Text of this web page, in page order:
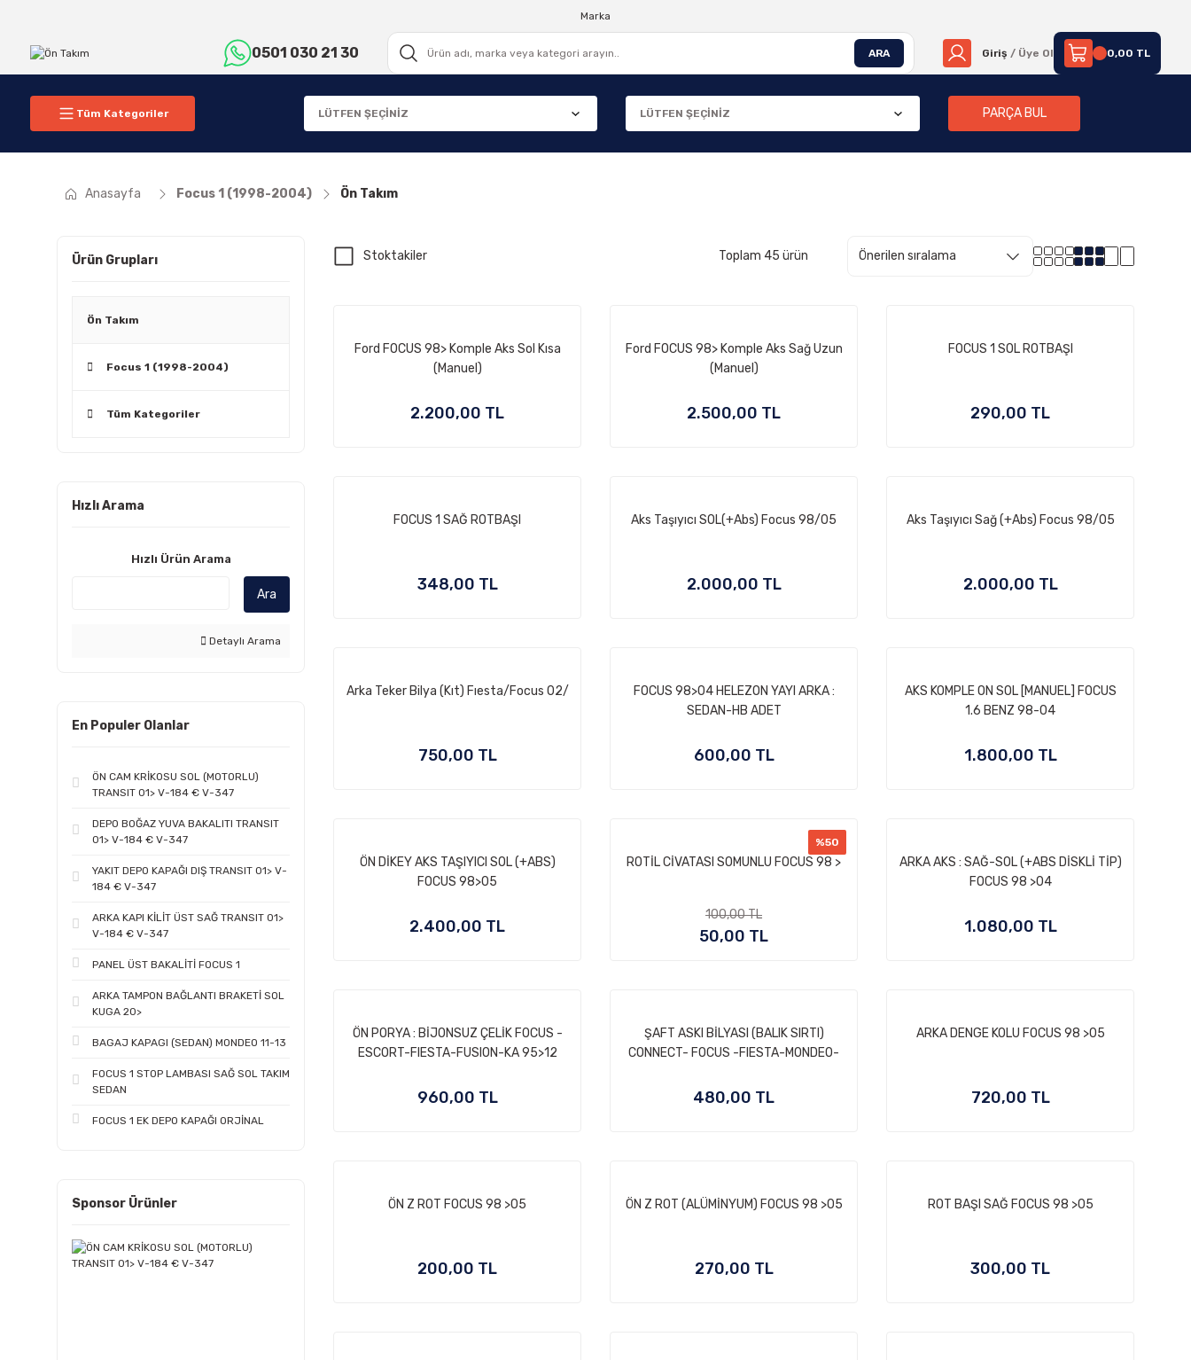
Marka
0501 030 21 30 ARA Giriş / Üye Ol 0,00 TL
Tüm Kategoriler PARÇA BUL
Anasayfa Focus 1 (1998-2004) Ön Takım
Ürün Grupları
Ön Takım
Focus 1 (1998-2004)
Tüm Kategoriler
Hızlı Arama
Hızlı Ürün Arama
Ara
Detaylı Arama
En Populer Olanlar
ÖN CAM KRİKOSU SOL (MOTORLU)
TRANSIT 01> V-184 € V-347
DEPO BOĞAZ YUVA BAKALITI TRANSIT
01> V-184 € V-347
YAKIT DEPO KAPAĞI DIŞ TRANSIT 01> V-
184 € V-347
ARKA KAPI KİLİT ÜST SAĞ TRANSIT 01>
V-184 € V-347
PANEL ÜST BAKALİTİ FOCUS 1
ARKA TAMPON BAĞLANTI BRAKETİ SOL
KUGA 20>
BAGAJ KAPAGI (SEDAN) MONDEO 11-13
FOCUS 1 STOP LAMBASI SAĞ SOL TAKIM
SEDAN
FOCUS 1 EK DEPO KAPAĞI ORJİNAL
Sponsor Ürünler
Stoktakiler Toplam 45 ürün
Ford FOCUS 98> Komple Aks Sol Kısa
(Manuel)
2.200,00 TL
Ford FOCUS 98> Komple Aks Sağ Uzun
(Manuel)
2.500,00 TL
FOCUS 1 SOL ROTBAŞI
290,00 TL
FOCUS 1 SAĞ ROTBAŞI
348,00 TL
Aks Taşıyıcı SOL(+Abs) Focus 98/05
2.000,00 TL
Aks Taşıyıcı Sağ (+Abs) Focus 98/05
2.000,00 TL
Arka Teker Bilya (Kıt) Fıesta/Focus 02/
750,00 TL
FOCUS 98>04 HELEZON YAYI ARKA :
SEDAN-HB ADET
600,00 TL
AKS KOMPLE ON SOL [MANUEL] FOCUS
1.6 BENZ 98-04
1.800,00 TL
ÖN DİKEY AKS TAŞIYICI SOL (+ABS)
FOCUS 98>05
2.400,00 TL
%50
ROTİL CİVATASI SOMUNLU FOCUS 98 >
100,00 TL
50,00 TL
ARKA AKS : SAĞ-SOL (+ABS DİSKLİ TİP)
FOCUS 98 >04
1.080,00 TL
ÖN PORYA : BİJONSUZ ÇELİK FOCUS -
ESCORT-FIESTA-FUSION-KA 95>12
960,00 TL
ŞAFT ASKI BİLYASI (BALIK SIRTI)
CONNECT- FOCUS -FIESTA-MONDEO-
480,00 TL
ARKA DENGE KOLU FOCUS 98 >05
720,00 TL
ÖN Z ROT FOCUS 98 >05
200,00 TL
ÖN Z ROT (ALÜMİNYUM) FOCUS 98 >05
270,00 TL
ROT BAŞI SAĞ FOCUS 98 >05
300,00 TL